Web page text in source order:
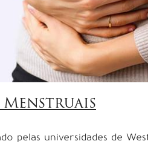
Menstruais
pelas universidades de